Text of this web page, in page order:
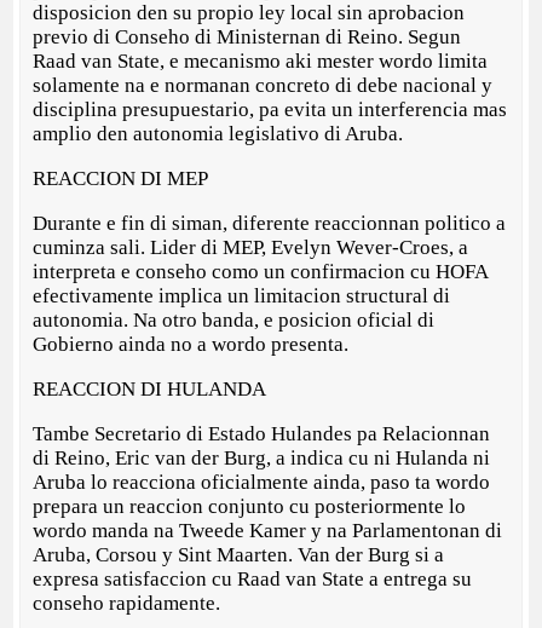
disposicion den su propio ley local sin aprobacion
previo di Conseho di Ministernan di Reino. Segun
Raad van State, e mecanismo aki mester wordo limita
solamente na e normanan concreto di debe nacional y
disciplina presupuestario, pa evita un interferencia mas
amplio den autonomia legislativo di Aruba.
REACCION DI MEP
Durante e fin di siman, diferente reaccionnan politico a
cuminza sali. Lider di MEP, Evelyn Wever-Croes, a
interpreta e conseho como un confirmacion cu HOFA
efectivamente implica un limitacion structural di
autonomia. Na otro banda, e posicion oficial di
Gobierno ainda no a wordo presenta.
REACCION DI HULANDA
Tambe Secretario di Estado Hulandes pa Relacionnan
di Reino, Eric van der Burg, a indica cu ni Hulanda ni
Aruba lo reacciona oficialmente ainda, paso ta wordo
prepara un reaccion conjunto cu posteriormente lo
wordo manda na Tweede Kamer y na Parlamentonan di
Aruba, Corsou y Sint Maarten. Van der Burg si a
expresa satisfaccion cu Raad van State a entrega su
conseho rapidamente.